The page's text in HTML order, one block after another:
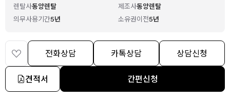
렌탈사동양렌탈 제조사동양렌탈
의무사용기간5년 소유권이전5년
전화상담 카톡상담 상담신청
견적서 간편신청